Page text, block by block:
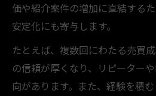
価や紹介案件の増加に直結する
安定化にも寄与します。
たとえば、複数回にわたる売買
の信頼が厚くなり、リピーター
向があります。また、経験を積